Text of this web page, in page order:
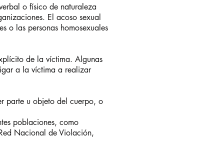
o físico de naturaleza
El acoso sexual
o las personas homosexuales
de la víctima. Algunas
a la víctima a realizar
parte u objeto del cuerpo, o
poblaciones, como
Nacional de Violación,